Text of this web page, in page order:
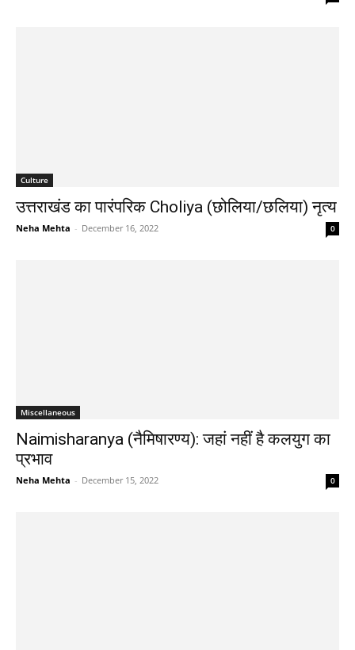
Culture
उत्तराखंड का पारंपरिक Choliya (छोलिया/छलिया) नृत्य
Neha Mehta - December 16, 2022 0
Miscellaneous
Naimisharanya (नैमिषारण्य): जहां नहीं है कलयुग का
प्रभाव
Neha Mehta - December 15, 2022 0